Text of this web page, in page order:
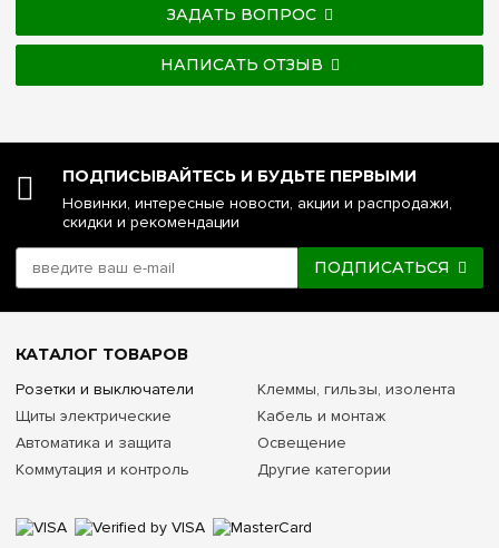
ЗАДАТЬ ВОПРОС
НАПИСАТЬ ОТЗЫВ
ПОДПИСЫВАЙТЕСЬ И БУДЬТЕ ПЕРВЫМИ
Новинки, интересные новости, акции и распродажи,
скидки и рекомендации
ПОДПИСАТЬСЯ
КАТАЛОГ ТОВАРОВ
Розетки и выключатели
Щиты электрические
Автоматика и защита
Коммутация и контроль
Клеммы, гильзы, изолента
Кабель и монтаж
Освещение
Другие категории